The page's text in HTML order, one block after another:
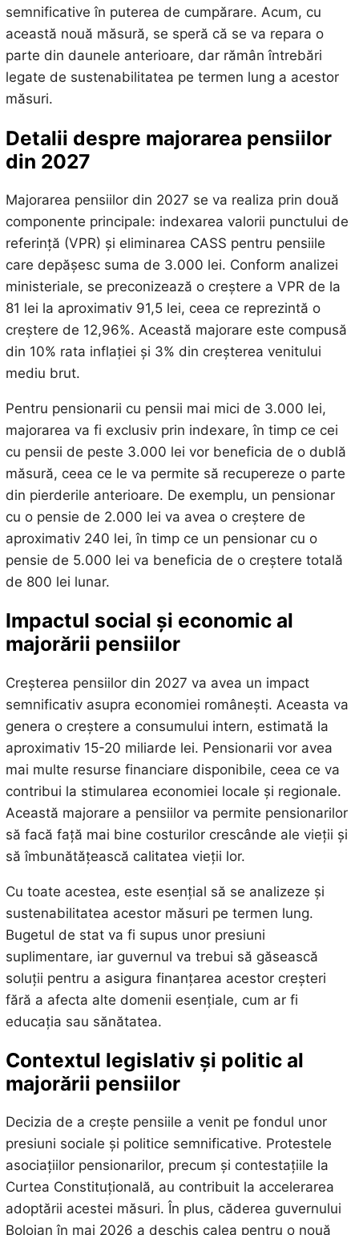
semnificative în puterea de cumpărare. Acum, cu
această nouă măsură, se speră că se va repara o
parte din daunele anterioare, dar rămân întrebări
legate de sustenabilitatea pe termen lung a acestor
măsuri.
Detalii despre majorarea pensiilor
din 2027
Majorarea pensiilor din 2027 se va realiza prin două
componente principale: indexarea valorii punctului de
referință (VPR) și eliminarea CASS pentru pensiile
care depășesc suma de 3.000 lei. Conform analizei
ministeriale, se preconizează o creștere a VPR de la
81 lei la aproximativ 91,5 lei, ceea ce reprezintă o
creștere de 12,96%. Această majorare este compusă
din 10% rata inflației și 3% din creșterea venitului
mediu brut.
Pentru pensionarii cu pensii mai mici de 3.000 lei,
majorarea va fi exclusiv prin indexare, în timp ce cei
cu pensii de peste 3.000 lei vor beneficia de o dublă
măsură, ceea ce le va permite să recupereze o parte
din pierderile anterioare. De exemplu, un pensionar
cu o pensie de 2.000 lei va avea o creștere de
aproximativ 240 lei, în timp ce un pensionar cu o
pensie de 5.000 lei va beneficia de o creștere totală
de 800 lei lunar.
Impactul social și economic al
majorării pensiilor
Creșterea pensiilor din 2027 va avea un impact
semnificativ asupra economiei românești. Aceasta va
genera o creștere a consumului intern, estimată la
aproximativ 15-20 miliarde lei. Pensionarii vor avea
mai multe resurse financiare disponibile, ceea ce va
contribui la stimularea economiei locale și regionale.
Această majorare a pensiilor va permite pensionarilor
să facă față mai bine costurilor crescânde ale vieții și
să îmbunătățească calitatea vieții lor.
Cu toate acestea, este esențial să se analizeze și
sustenabilitatea acestor măsuri pe termen lung.
Bugetul de stat va fi supus unor presiuni
suplimentare, iar guvernul va trebui să găsească
soluții pentru a asigura finanțarea acestor creșteri
fără a afecta alte domenii esențiale, cum ar fi
educația sau sănătatea.
Contextul legislativ și politic al
majorării pensiilor
Decizia de a crește pensiile a venit pe fondul unor
presiuni sociale și politice semnificative. Protestele
asociațiilor pensionarilor, precum și contestațiile la
Curtea Constituțională, au contribuit la accelerarea
adoptării acestei măsuri. În plus, căderea guvernului
Bolojan în mai 2026 a deschis calea pentru o nouă